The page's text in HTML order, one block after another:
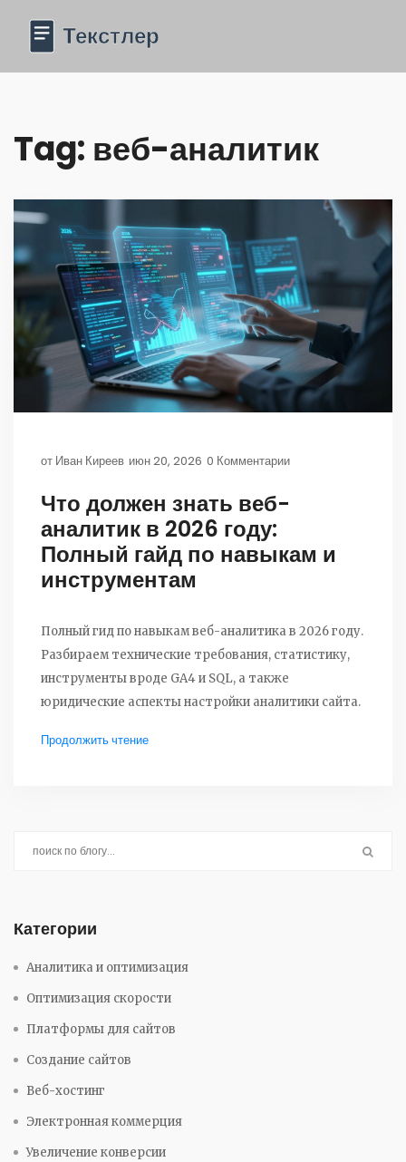
Tag: веб-аналитик
от Иван Киреев июн 20, 2026 0 Комментарии
Что должен знать веб-
аналитик в 2026 году:
Полный гайд по навыкам и
инструментам
Полный гид по навыкам веб-аналитика в 2026 году.
Разбираем технические требования, статистику,
инструменты вроде GA4 и SQL, а также
юридические аспекты настройки аналитики сайта.
Продолжить чтение
Категории
Аналитика и оптимизация
Оптимизация скорости
Платформы для сайтов
Создание сайтов
Веб-хостинг
Электронная коммерция
Увеличение конверсии